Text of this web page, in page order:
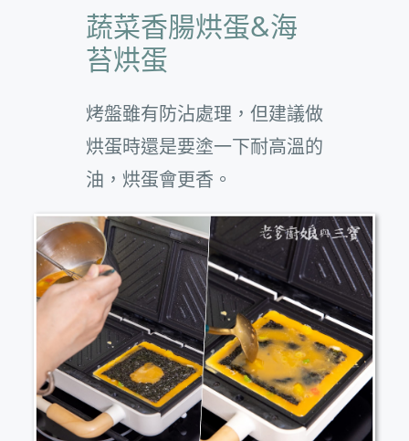
蔬菜香腸烘蛋&海
苔烘蛋
烤盤雖有防沾處理，但建議做
烘蛋時還是要塗一下耐高溫的
油，烘蛋會更香。